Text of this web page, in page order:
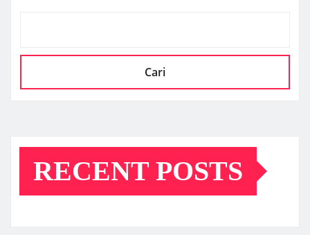
Cari
RECENT POSTS